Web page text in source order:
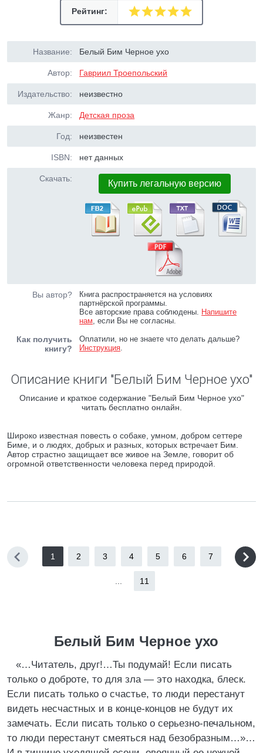
Рейтинг:
Название: Белый Бим Черное ухо
Автор: Гавриил Троепольский
Издательство: неизвестно
Жанр: Детская проза
Год: неизвестен
ISBN: нет данных
Скачать: Купить легальную версию
Вы автор?
Книга распространяется на условиях
партнёрской программы.
Все авторские права соблюдены. Напишите
нам, если Вы не согласны.
Как получить
книгу?
Оплатили, но не знаете что делать дальше?
Инструкция.
Описание книги "Белый Бим Черное ухо"
Описание и краткое содержание "Белый Бим Черное ухо"
читать бесплатно онлайн.
Широко известная повесть о собаке, умном, добром сеттере
Биме, и о людях, добрых и разных, которых встречает Бим.
Автор страстно защищает все живое на Земле, говорит об
огромной ответственности человека перед природой.
1 2 3 4 5 6 7
11
Белый Бим Черное ухо
«…Читатель, друг!…Ты подумай! Если писать
только о доброте, то для зла — это находка, блеск.
Если писать только о счастье, то люди перестанут
видеть несчастных и в конце-концов не будут их
замечать. Если писать только о серьезно-печальном,
то люди перестанут смеяться над безобразным…»…